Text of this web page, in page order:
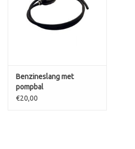
Benzineslang met
pompbal
€20,00